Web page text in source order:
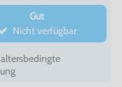
Gut
Nicht verfügbar